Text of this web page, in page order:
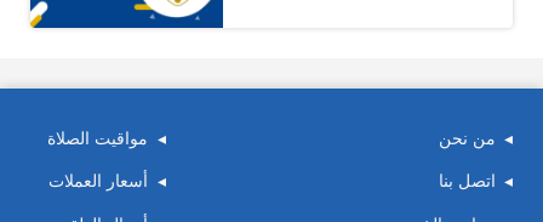
من نحن
اتصل بنا
مواقيت الصلاة
أسعار العملات